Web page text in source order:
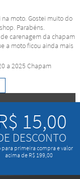
moto. Gostei muito do
Parabéns.
carenagem da chapam
a moto ficou ainda mais
a 2025 Chapam
15,00
DESCONTO
para primeira compra e valor
acima de R$ 199,00